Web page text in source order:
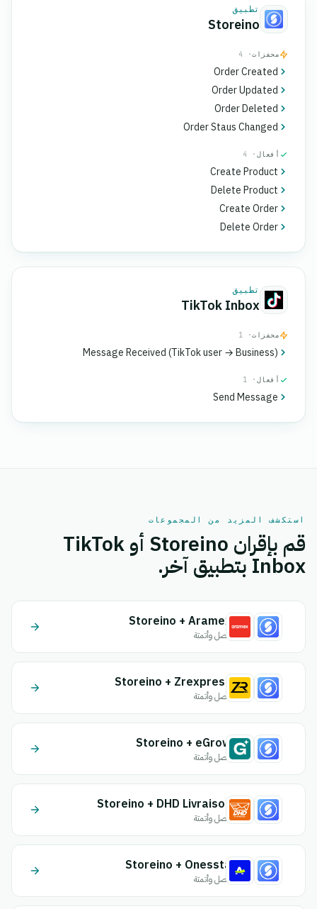
تطبيق
Storeino
محفزات· 4
Order Created
Order Updated
Order Deleted
Order Staus Changed
أفعال · 4
Create Product
Delete Product
Create Order
Delete Order
تطبيق
TikTok Inbox
محفزات· 1
Message Received (TikTok user → Business)
أفعال · 1
Send Message
استكشف المزيد من المجموعات
قم بإقران Storeino أو TikTok
Inbox بتطبيق آخر.
Storeino + Aramex
اتصل وأتمتة
Storeino + Zrexpress
اتصل وأتمتة
Storeino + eGrow
اتصل وأتمتة
Storeino + DHD Livraison
اتصل وأتمتة
Storeino + Onessta
اتصل وأتمتة